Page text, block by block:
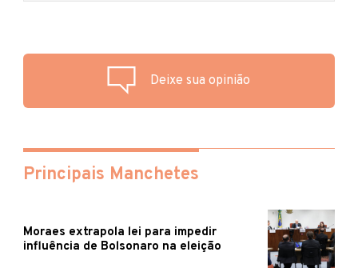
Deixe sua opinião
Principais Manchetes
Moraes extrapola lei para impedir
influência de Bolsonaro na eleição